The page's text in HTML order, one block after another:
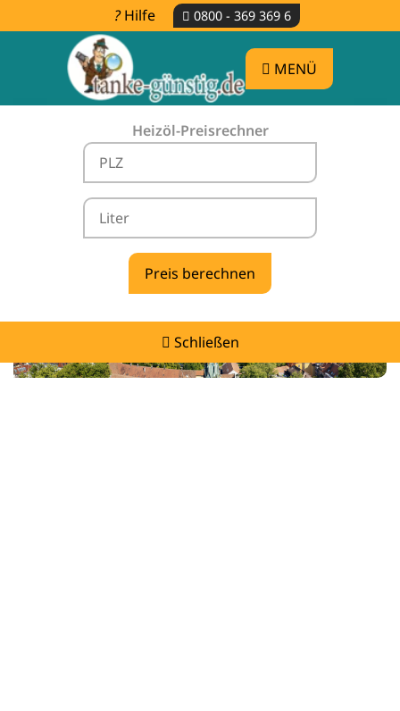
Hilfe 0800 - 369 369 6
MENÜ
Heizöl-Preisrechner
Schließen
Heizölpreise Unterkirnach -
vergleichen & günstig tanken